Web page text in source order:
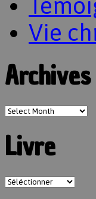
Vie
Archives
Livre